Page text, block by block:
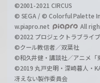
©2001-2021 CIRCUS
© SEGA / © Colorful Palette
w.piapro.net
All
©2022 プロジェクトラブライ
©クール教信者／双葉社
©和久井健・講談社／アニメ「
©2019 丸戸史明・深崎暮人・
冴えない製作委員会